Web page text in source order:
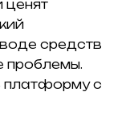
ценят
средств
проблемы.
платформу с